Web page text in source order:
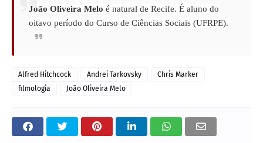
João Oliveira Melo é natural de Recife. É aluno do
oitavo período do Curso de Ciências Sociais (UFRPE).
Alfred Hitchcock Andrei Tarkovsky
Chris Marker
filmologia
João Oliveira Melo